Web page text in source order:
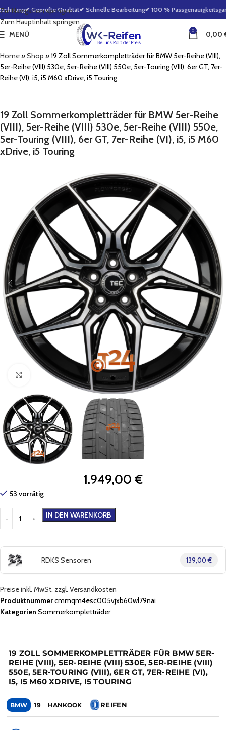
Zur Navigation springen
Zum Hauptinhalt springen
✔ Geprüfte Qualität✔ Schnelle Bearbeitung✔ 100 %
MENÜ 0 0,00
Home»Shop »19 Zoll Sommerkompletträder für BMW 5er-Reihe (VIII),
5er-Reihe (VIII) 530e, 5er-Reihe (VIII) 550e, 5er-Touring (VIII), 6er GT, 7er-
Reihe (VI), i5, i5 M60 xDrive, i5 Touring
19 Zoll Sommerkompletträder für BMW 5er-Reihe
(VIII), 5er-Reihe (VIII) 530e, 5er-Reihe (VIII) 550e,
5er-Touring (VIII), 6er GT, 7er-Reihe (VI), i5, i5 M60
xDrive, i5 Touring
Zum Vergrößern klicken
1.949,00 €
53 vorrätig
IN DEN WARENKORB
RDKS Sensoren 139,00 €
Preise inkl. MwSt. zzgl. Versandkosten
Produktnummercmmqm4esc005vjxb60wl79nai
Kategorien Sommerkompletträder
19 ZOLL SOMMERKOMPLETTRÄDER FÜR BMW 5ER-
REIHE (VIII), 5ER-REIHE (VIII) 530E, 5ER-REIHE (VIII)
550E, 5ER-TOURING (VIII), 6ER GT, 7ER-REIHE (VI),
I5, I5 M60 XDRIVE, I5 TOURING
BMW 19 HANKOOK REIFEN